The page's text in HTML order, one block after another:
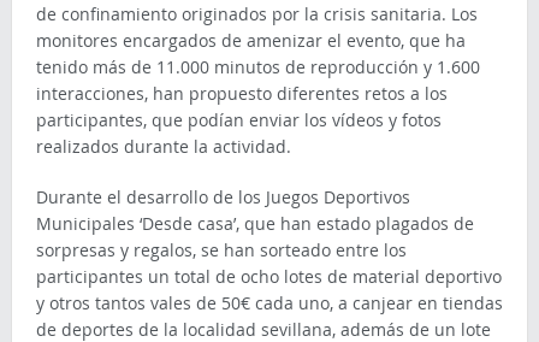
de confinamiento originados por la crisis sanitaria. Los
monitores encargados de amenizar el evento, que ha
tenido más de 11.000 minutos de reproducción y 1.600
interacciones, han propuesto diferentes retos a los
participantes, que podían enviar los vídeos y fotos
realizados durante la actividad.
Durante el desarrollo de los Juegos Deportivos
Municipales ‘Desde casa’, que han estado plagados de
sorpresas y regalos, se han sorteado entre los
participantes un total de ocho lotes de material deportivo
y otros tantos vales de 50€ cada uno, a canjear en tiendas
de deportes de la localidad sevillana, además de un lote